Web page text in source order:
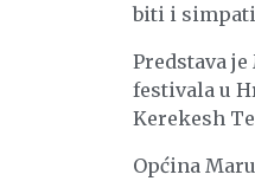
biti i
Predstava
festivala u
Kerekesh
Općina